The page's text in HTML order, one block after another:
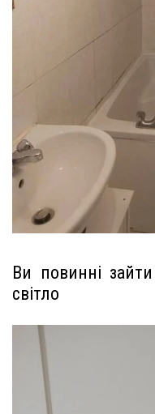
Ви повинні
світло